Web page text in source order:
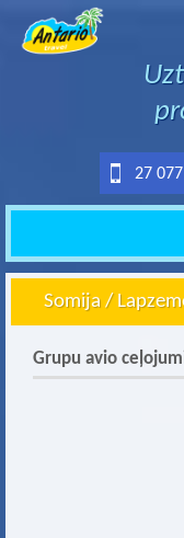
27
Somija /
Grupu avio